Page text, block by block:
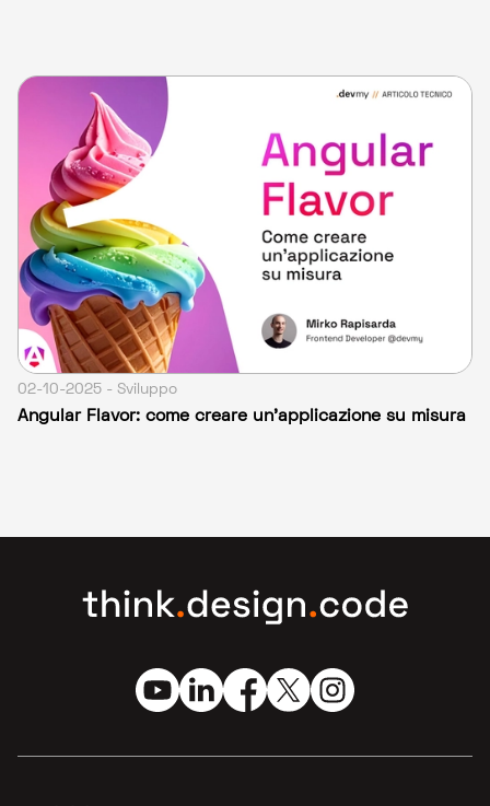
02-10-2025 - Sviluppo
Angular Flavor: come creare un’applicazione su misura